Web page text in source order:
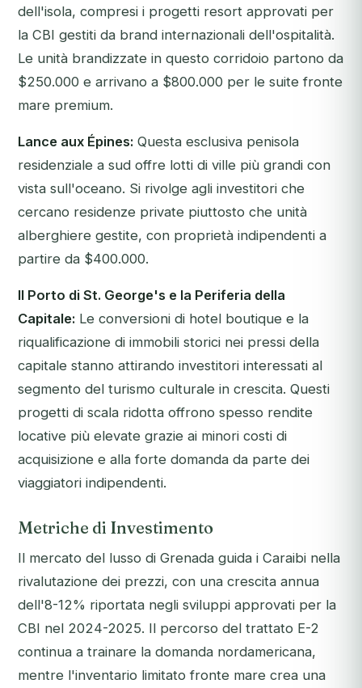
dell'isola, compresi i progetti resort approvati per
la CBI gestiti da brand internazionali dell'ospitalità.
Le unità brandizzate in questo corridoio partono da
$250.000 e arrivano a $800.000 per le suite fronte
mare premium.
Lance aux Épines: Questa esclusiva penisola
residenziale a sud offre lotti di ville più grandi con
vista sull'oceano. Si rivolge agli investitori che
cercano residenze private piuttosto che unità
alberghiere gestite, con proprietà indipendenti a
partire da $400.000.
Il Porto di St. George's e la Periferia della
Capitale: Le conversioni di hotel boutique e la
riqualificazione di immobili storici nei pressi della
capitale stanno attirando investitori interessati al
segmento del turismo culturale in crescita. Questi
progetti di scala ridotta offrono spesso rendite
locative più elevate grazie ai minori costi di
acquisizione e alla forte domanda da parte dei
viaggiatori indipendenti.
Metriche di Investimento
Il mercato del lusso di Grenada guida i Caraibi nella
rivalutazione dei prezzi, con una crescita annua
dell'8-12% riportata negli sviluppi approvati per la
CBI nel 2024-2025. Il percorso del trattato E-2
continua a trainare la domanda nordamericana,
mentre l'inventario limitato fronte mare crea una